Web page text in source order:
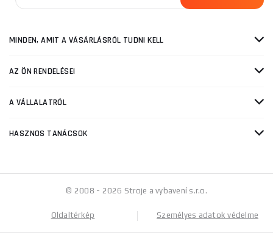
MINDEN, AMIT A VÁSÁRLÁSRÓL TUDNI KELL
AZ ÖN RENDELÉSEI
A VÁLLALATRÓL
HASZNOS TANÁCSOK
© 2008 - 2026 Stroje a vybavení s.r.o.
Oldaltérkép Személyes adatok védelme